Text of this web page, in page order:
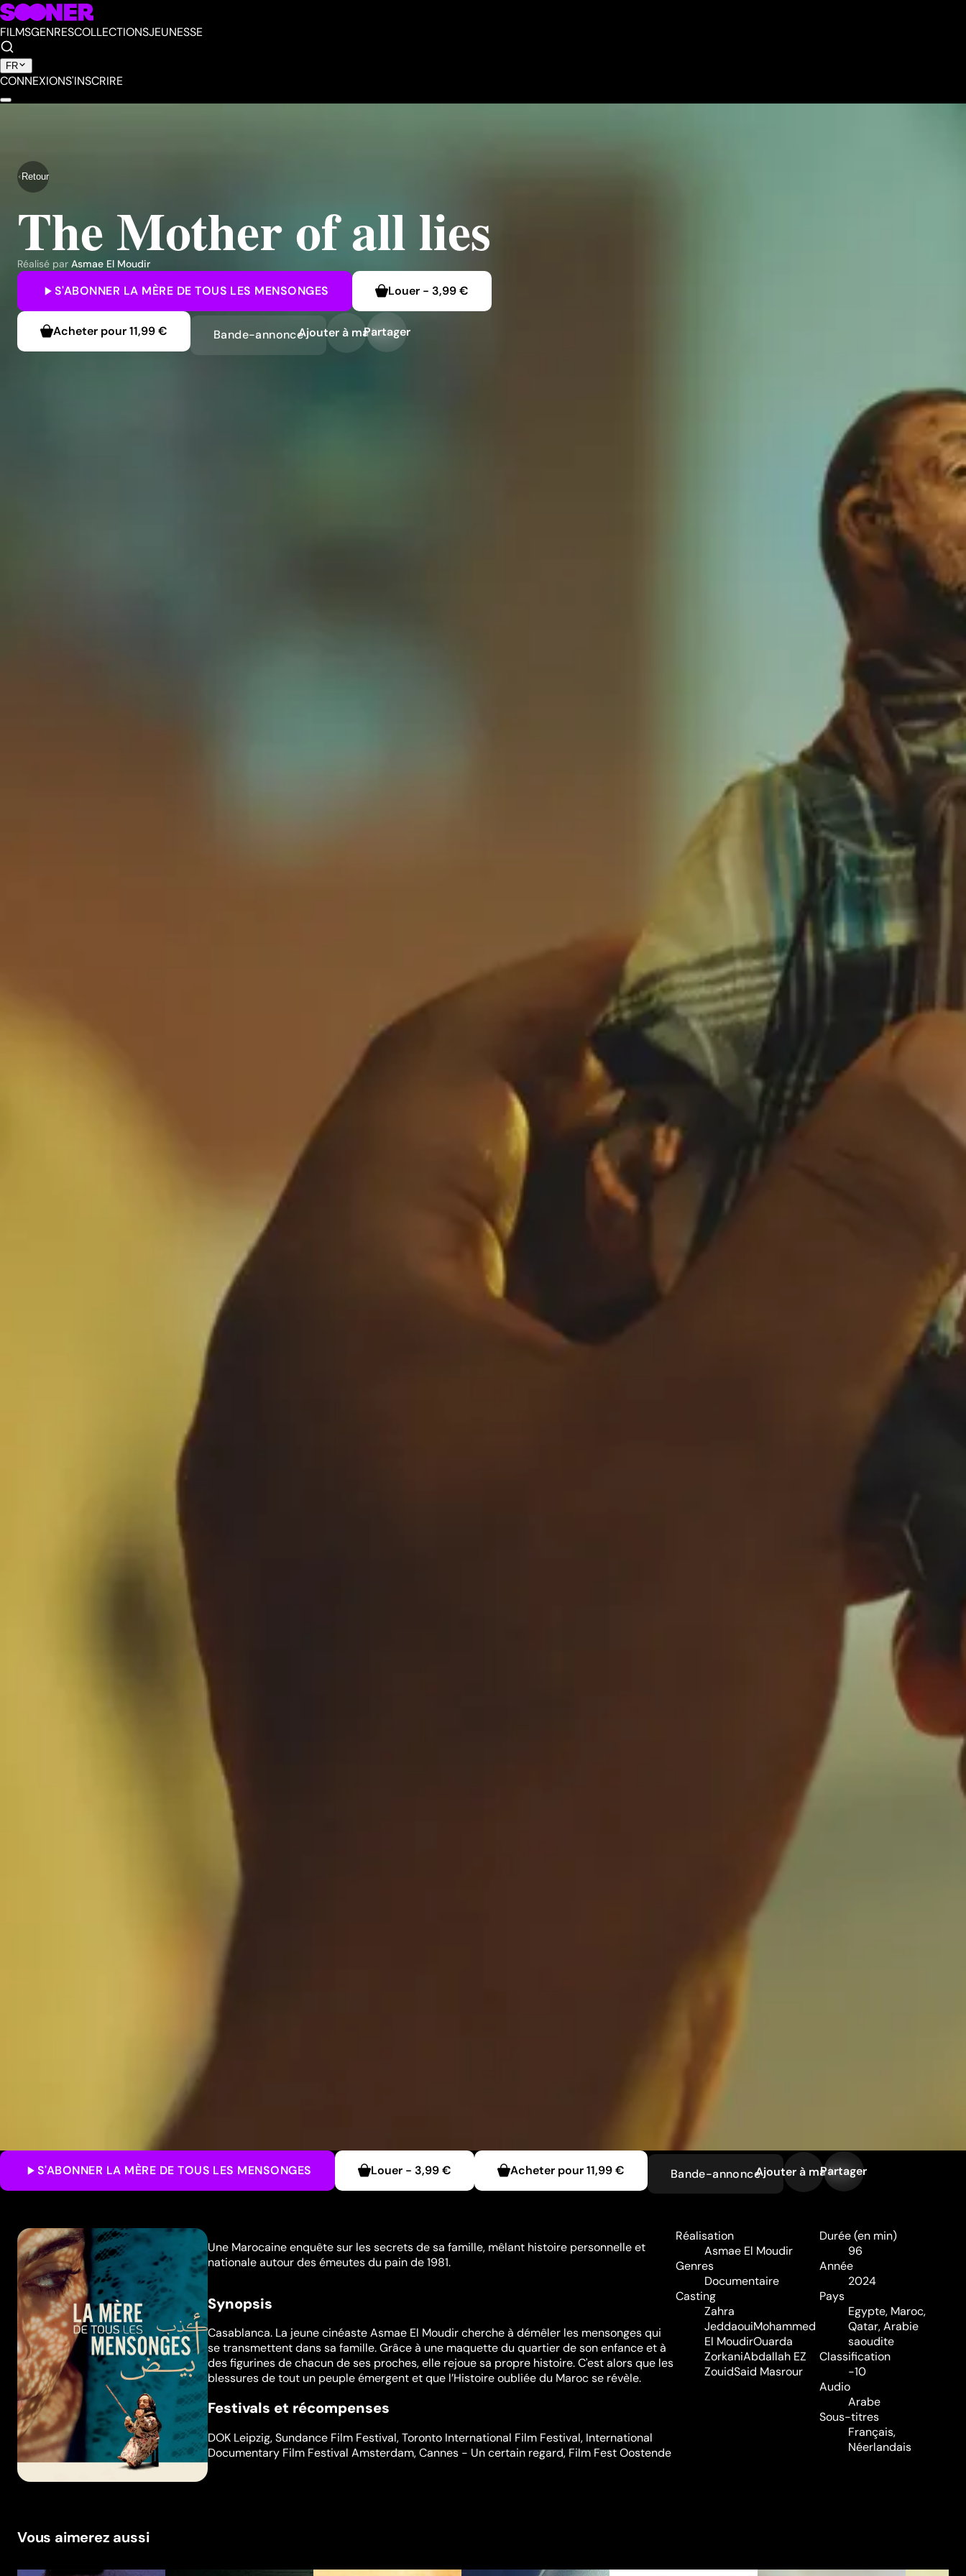
FILMSGENRESCOLLECTIONSJEUNESSE
FR
CONNEXIONS'INSCRIRE
Retour
The Mother of all lies
Réalisé par Asmae El Moudir
S'ABONNER LA MÈRE DE TOUS LES MENSONGES Louer- 3,99 €
Acheter pour11,99 € Bande-annonceAjouter à ma liste
Partager
S'ABONNER LA MÈRE DE TOUS LES MENSONGES Louer- 3,99 € Acheter pour 11,99 € Bande-annonceAjouter à ma liste
Partager
Une Marocaine enquête sur les secrets de sa famille, mêlant histoire personnelle et
nationale autour des émeutes du pain de 1981.
Synopsis
Casablanca. La jeune cinéaste Asmae El Moudir cherche à démêler les mensonges qui
se transmettent dans sa famille. Grâce à une maquette du quartier de son enfance et à
des figurines de chacun de ses proches, elle rejoue sa propre histoire. C'est alors que les
blessures de tout un peuple émergent et que l’Histoire oubliée du Maroc se révèle.
Festivals et récompenses
DOK Leipzig,Sundance Film Festival,Toronto International Film Festival, International
Documentary Film Festival Amsterdam,Cannes - Un certain regard, Film Fest Oostende
Réalisation
Asmae El Moudir
Genres
Documentaire
Casting
Zahra
JeddaouiMohammed
El MoudirOuarda
ZorkaniAbdallah EZ
ZouidSaid Masrour
Durée (en min)
96
Année
2024
Pays
Egypte, Maroc,
Qatar, Arabie
saoudite
Classification
-10
Audio
Arabe
Sous-titres
Français,
Néerlandais
Vous aimerez aussi